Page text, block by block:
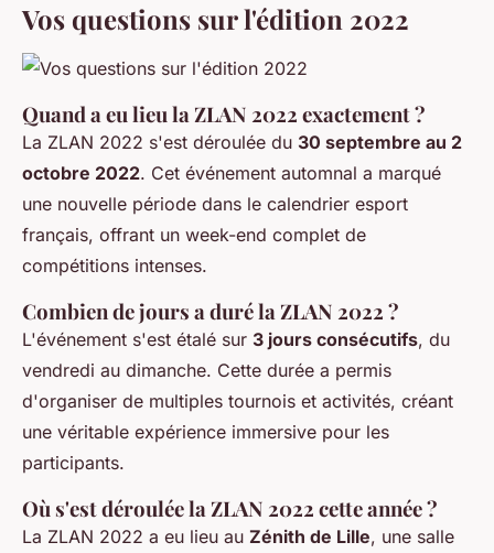
Vos questions sur l'édition 2022
Quand a eu lieu la ZLAN 2022 exactement ?
La ZLAN 2022 s'est déroulée du 30 septembre au 2
octobre 2022. Cet événement automnal a marqué
une nouvelle période dans le calendrier esport
français, offrant un week-end complet de
compétitions intenses.
Combien de jours a duré la ZLAN 2022 ?
L'événement s'est étalé sur 3 jours consécutifs, du
vendredi au dimanche. Cette durée a permis
d'organiser de multiples tournois et activités, créant
une véritable expérience immersive pour les
participants.
Où s'est déroulée la ZLAN 2022 cette année ?
La ZLAN 2022 a eu lieu au Zénith de Lille, une salle